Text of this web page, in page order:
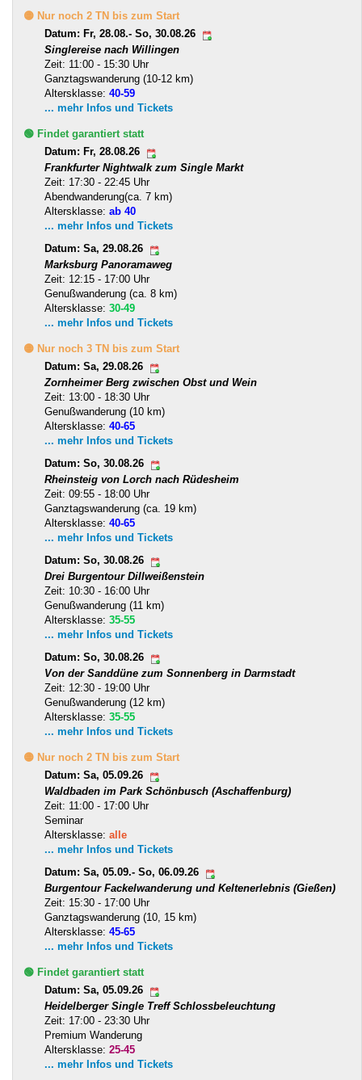
🟡 Nur noch 2 TN bis zum Start
Datum: Fr, 28.08.- So, 30.08.26
Singlereise nach Willingen
Zeit: 11:00 - 15:30 Uhr
Ganztagswanderung (10-12 km)
Altersklasse: 40-59
... mehr Infos und Tickets
🟢 Findet garantiert statt
Datum: Fr, 28.08.26
Frankfurter Nightwalk zum Single Markt
Zeit: 17:30 - 22:45 Uhr
Abendwanderung(ca. 7 km)
Altersklasse: ab 40
... mehr Infos und Tickets
Datum: Sa, 29.08.26
Marksburg Panoramaweg
Zeit: 12:15 - 17:00 Uhr
Genußwanderung (ca. 8 km)
Altersklasse: 30-49
... mehr Infos und Tickets
🟡 Nur noch 3 TN bis zum Start
Datum: Sa, 29.08.26
Zornheimer Berg zwischen Obst und Wein
Zeit: 13:00 - 18:30 Uhr
Genußwanderung (10 km)
Altersklasse: 40-65
... mehr Infos und Tickets
Datum: So, 30.08.26
Rheinsteig von Lorch nach Rüdesheim
Zeit: 09:55 - 18:00 Uhr
Ganztagswanderung (ca. 19 km)
Altersklasse: 40-65
... mehr Infos und Tickets
Datum: So, 30.08.26
Drei Burgentour Dillweißenstein
Zeit: 10:30 - 16:00 Uhr
Genußwanderung (11 km)
Altersklasse: 35-55
... mehr Infos und Tickets
Datum: So, 30.08.26
Von der Sanddüne zum Sonnenberg in Darmstadt
Zeit: 12:30 - 19:00 Uhr
Genußwanderung (12 km)
Altersklasse: 35-55
... mehr Infos und Tickets
🟡 Nur noch 2 TN bis zum Start
Datum: Sa, 05.09.26
Waldbaden im Park Schönbusch (Aschaffenburg)
Zeit: 11:00 - 17:00 Uhr
Seminar
Altersklasse: alle
... mehr Infos und Tickets
Datum: Sa, 05.09.- So, 06.09.26
Burgentour Fackelwanderung und Keltenerlebnis (Gießen)
Zeit: 15:30 - 17:00 Uhr
Ganztagswanderung (10, 15 km)
Altersklasse: 45-65
... mehr Infos und Tickets
🟢 Findet garantiert statt
Datum: Sa, 05.09.26
Heidelberger Single Treff Schlossbeleuchtung
Zeit: 17:00 - 23:30 Uhr
Premium Wanderung
Altersklasse: 25-45
... mehr Infos und Tickets